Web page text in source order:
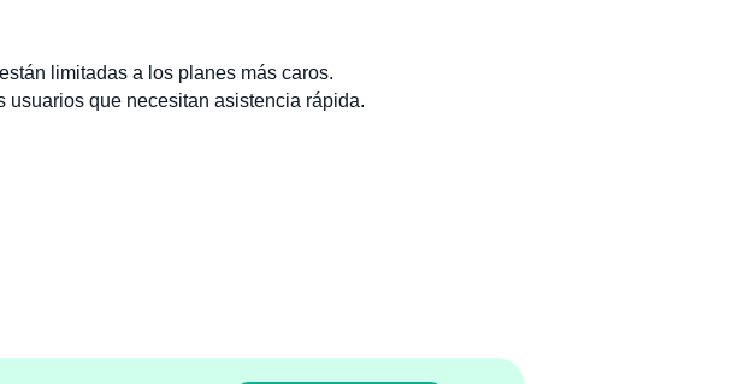
limitadas a los planes más caros.
que necesitan asistencia rápida.